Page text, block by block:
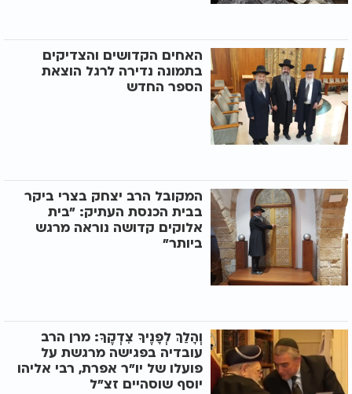
האחים הקדושים והצדיקים
בתמונה נדירה לרגל הוצאת
הספר החדש
המקובל הרב יצחק בצרי ביקר
בבית הכנסת העתיק: "בית
אלוקים קדושה נוראה מרגש
ביותר"
וְהָלַךְ לְפָנֶיךָ צִדְקֶךָ: מרן הרב
עובדיה בפגישה מרגשת על
פועלו של יו"ר אפרת, רבי אליהו
יוסף שוסהיים זצ"ל